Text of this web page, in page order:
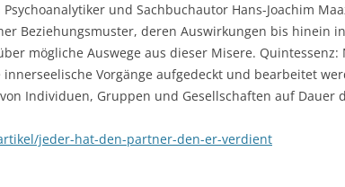
und Sachbuchautor Hans-Joachim
Beziehungsmuster, deren Auswirkungen bis hinein
mögliche Auswege aus dieser Misere. Quintessenz:
Vorgänge aufgedeckt und bearbeitet
Individuen, Gruppen und Gesellschaften auf Dauer
jeder-hat-den-partner-den-er-verdient